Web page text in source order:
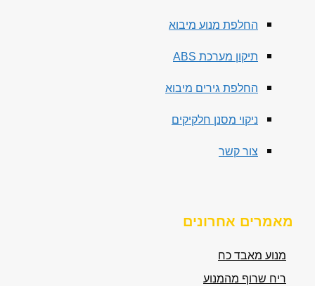
החלפת מנוע מיבוא
תיקון מערכת ABS
החלפת גירים מיבוא
ניקוי מסנן חלקיקים
צור קשר
מאמרים אחרונים
מנוע מאבד כח
ריח שרוף מהמנוע